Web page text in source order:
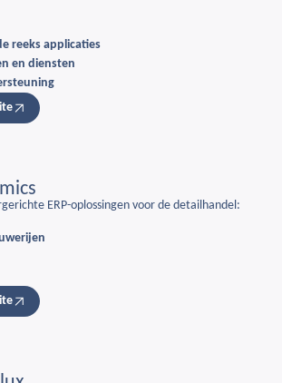
reeks applicaties
en diensten
ERP-oplossingen voor de detailhandel: